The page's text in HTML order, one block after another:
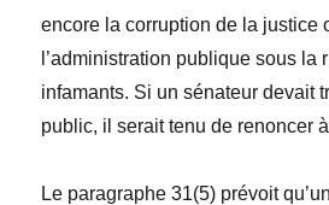
encore la corruption de la justice
l’administration publique sous la
infamants. Si un sénateur devait
public, il serait tenu de renoncer
Le paragraphe 31(5) prévoit